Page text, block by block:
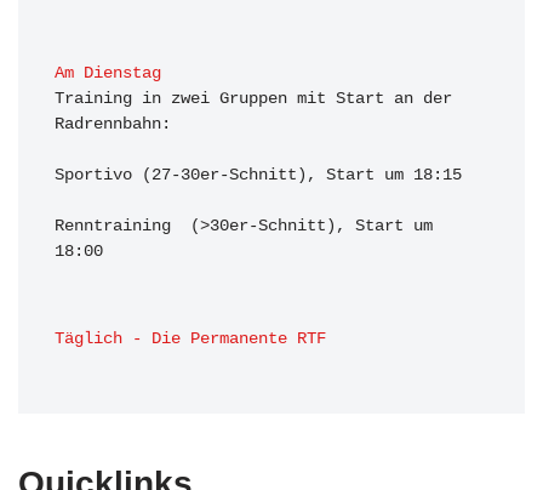
Am Dienstag
Training in zwei Gruppen mit Start an der
Radrennbahn:
Sportivo (27-30er-Schnitt), Start um 18:15
Renntraining  (>30er-Schnitt), Start um
18:00
Täglich - Die Permanente RTF